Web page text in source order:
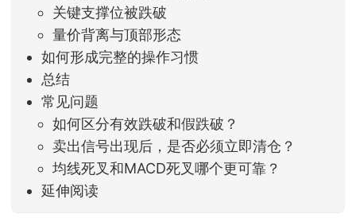
关键支撑位被跌破
量价背离与顶部形态
如何形成完整的操作习惯
总结
常见问题
如何区分有效跌破和假跌破？
卖出信号出现后，是否必须立即清仓？
均线死叉和MACD死叉哪个更可靠？
延伸阅读